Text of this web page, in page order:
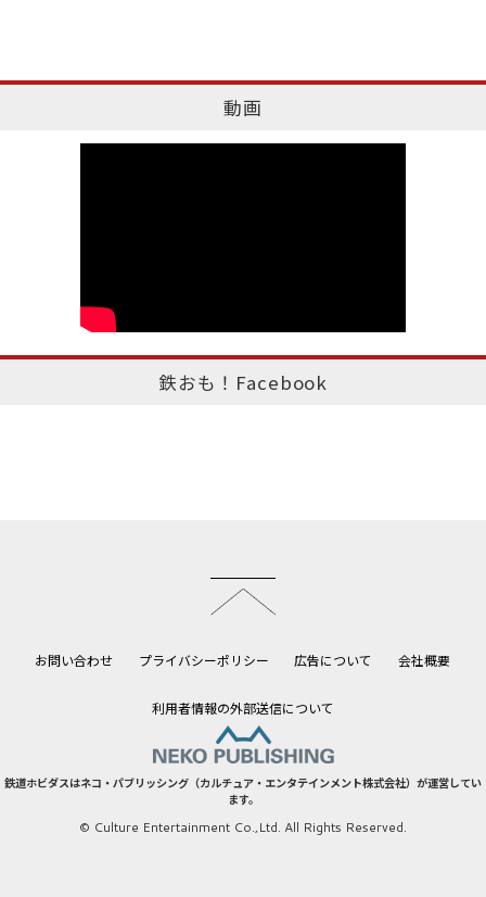
動画
鉄おも！Facebook
お問い合わせ プライバシーポリシー 広告について 会社概要
利用者情報の外部送信について
鉄道ホビダスはネコ・パブリッシング（カルチュア・エンタテインメント株式会社）が運営してい
ます。
© Culture Entertainment Co.,Ltd. All Rights Reserved.